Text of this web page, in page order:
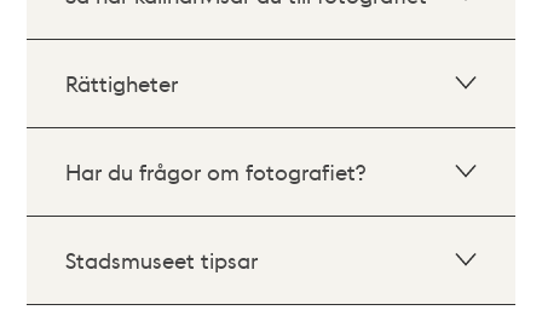
Rättigheter
Har du frågor om fotografiet?
Stadsmuseet tipsar